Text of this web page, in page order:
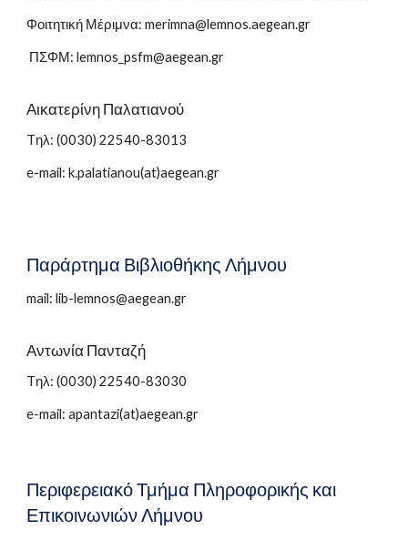
Φοιτητική Μέριμνα: merimna@lemnos.aegean.gr
ΠΣΦΜ: lemnos_psfm@aegean.gr
Αικατερίνη Παλατιανού
Tηλ: (0030) 22540-83013
e-mail: k.palatianou(at)aegean.gr
Παράρτημα Βιβλιοθήκης Λήμνου
mail: lib-lemnos@aegean.gr
Αντωνία Πανταζή
Tηλ: (0030)22540-83030
e-mail: apantazi(at)aegean.gr
Περιφερειακό Τμήμα Πληροφορικής και
Επικοινωνιών Λήμνου